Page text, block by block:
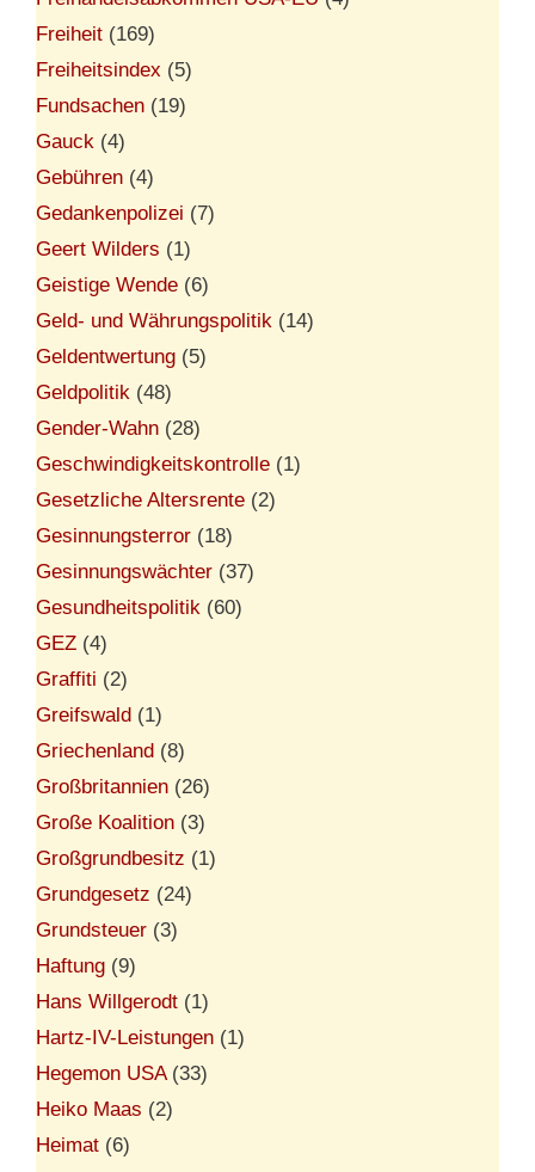
Freiheit (169)
Freiheitsindex (5)
Fundsachen (19)
Gauck (4)
Gebühren (4)
Gedankenpolizei (7)
Geert Wilders (1)
Geistige Wende (6)
Geld- und Währungspolitik (14)
Geldentwertung (5)
Geldpolitik (48)
Gender-Wahn (28)
Geschwindigkeitskontrolle (1)
Gesetzliche Altersrente (2)
Gesinnungsterror (18)
Gesinnungswächter (37)
Gesundheitspolitik (60)
GEZ (4)
Graffiti (2)
Greifswald (1)
Griechenland (8)
Großbritannien (26)
Große Koalition (3)
Großgrundbesitz (1)
Grundgesetz (24)
Grundsteuer (3)
Haftung (9)
Hans Willgerodt (1)
Hartz-IV-Leistungen (1)
Hegemon USA(33)
Heiko Maas (2)
Heimat (6)